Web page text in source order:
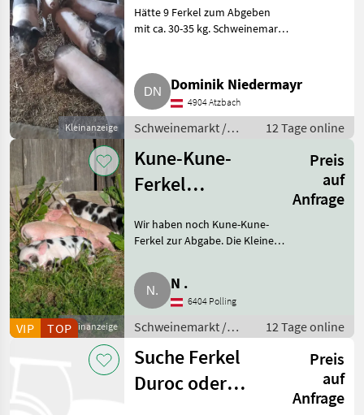
Kleinanzeige
Hätte 9 Ferkel zum Abgeben
mit ca. 30-35 kg. Schweinemarkt
Dominik Niedermayr
4904 Atzbach
Schweinemarkt /
12 Tage online
Kleinanzeige
VIP TOP
Kune-Kune-
Ferkel
Preis
auf
Anfrage
Wir haben noch Kune-Kune-
Ferkel zur Abgabe. Die Kleinen
Mama bleiben, aber sie suchen
so langsam ein neues Zuhause.
Wachsen schon mit K
N .
6404 Polling
Schweinemarkt /
Schweinemarkt
12 Tage online
Suche Ferkel
Duroc oder
Preis
auf
Anfrage